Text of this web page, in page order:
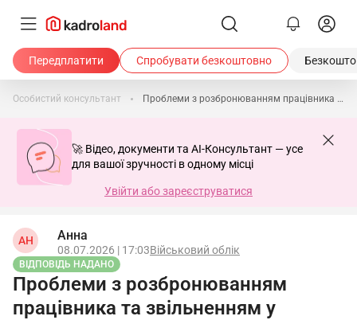
Передплатити Спробувати безкоштовно
Особистий консультант Проблеми з розбронюванням працівника та звільненням у військовий облік
🚀 Відео, документи та AI-Консультант — усе
для вашої зручності в одному місці
Увійти або зареєструватися
АН Анна
08.07.2026 | 17:03Військовий облік
ВІДПОВІДЬ НАДАНО
Проблеми з розбронюванням
працівника та звільненням у